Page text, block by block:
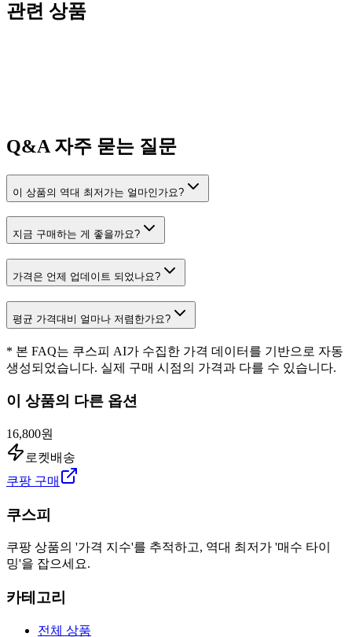
관련 상품
Q&A 자주 묻는 질문
이 상품의 역대 최저가는 얼마인가요?
지금 구매하는 게 좋을까요?
가격은 언제 업데이트 되었나요?
평균 가격대비 얼마나 저렴한가요?
* 본 FAQ는 쿠스피 AI가 수집한 가격 데이터를 기반으로 자동
생성되었습니다. 실제 구매 시점의 가격과 다를 수 있습니다.
이 상품의 다른 옵션
16,800원
로켓배송
쿠팡 구매
쿠스피
쿠팡 상품의 '가격 지수'를 추적하고, 역대 최저가 '매수 타이
밍'을 잡으세요.
카테고리
전체 상품